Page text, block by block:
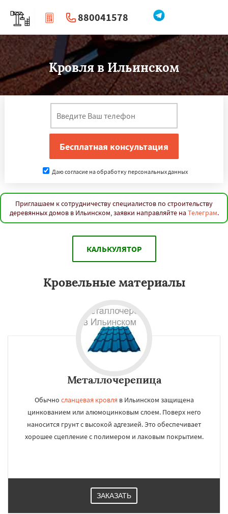
880041578
| Перезвоните мне
Кровля в Ильинском
Даю согласие на обработку персональных данных
Приглашаем к сотрудничеству специалистов по строительству
деревянных домов в Ильинском, заявки направляйте на Телеграм.
КАЛЬКУЛЯТОР
Кровельные материалы
Металлочерепица
Обычно сланцевая кровля в Ильинском защищена
цинкованием или алюмоцинковым слоем. Поверх него
наносится грунт с высокой адгезией. Это обеспечивает
хорошее сцепление с полимером и лаковым покрытием.
ЗАКАЗАТЬ